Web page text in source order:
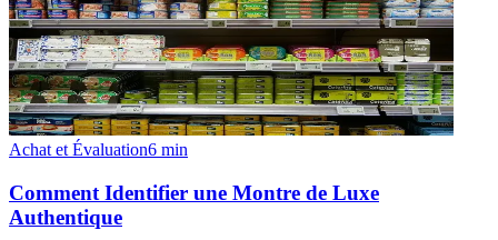
Achat et Évaluation6 min
Comment Identifier une Montre de Luxe
Authentique